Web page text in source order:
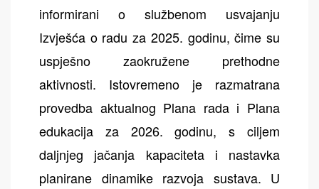
informirani o službenom usvajanju
Izvješća o radu za 2025. godinu, čime su
uspješno zaokružene prethodne
aktivnosti. Istovremeno je razmatrana
provedba aktualnog Plana rada i Plana
edukacija za 2026. godinu, s ciljem
daljnjeg jačanja kapaciteta i nastavka
planirane dinamike razvoja sustava. U